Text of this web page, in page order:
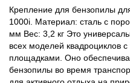
Крепление для бензопилы
1000i. Материал: сталь с
мм Вес: 3,2 кг Это
всех моделей квадроциклов
площадками. Оно
бензопилы во время